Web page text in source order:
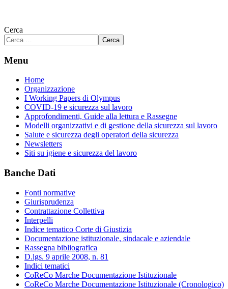
Cerca
Cerca
Menu
Home
Organizzazione
I Working Papers di Olympus
COVID-19 e sicurezza sul lavoro
Approfondimenti, Guide alla lettura e Rassegne
Modelli organizzativi e di gestione della sicurezza sul lavoro
Salute e sicurezza degli operatori della sicurezza
Newsletters
Siti su igiene e sicurezza del lavoro
Banche Dati
Fonti normative
Giurisprudenza
Contrattazione Collettiva
Interpelli
Indice tematico Corte di Giustizia
Documentazione istituzionale, sindacale e aziendale
Rassegna bibliografica
D.lgs. 9 aprile 2008, n. 81
Indici tematici
CoReCo Marche Documentazione Istituzionale
CoReCo Marche Documentazione Istituzionale (Cronologico)